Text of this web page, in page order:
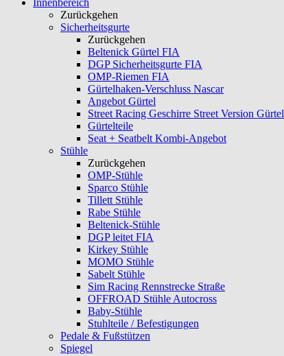
Innenbereich
Zurückgehen
Sicherheitsgurte
Zurückgehen
Beltenick Gürtel FIA
DGP Sicherheitsgurte FIA
OMP-Riemen FIA
Gürtelhaken-Verschluss Nascar
Angebot Gürtel
Street Racing Geschirre Street Version Gürtel
Gürtelteile
Seat + Seatbelt Kombi-Angebot
Stühle
Zurückgehen
OMP-Stühle
Sparco Stühle
Tillett Stühle
Rabe Stühle
Beltenick-Stühle
DGP leitet FIA
Kirkey Stühle
MOMO Stühle
Sabelt Stühle
Sim Racing Rennstrecke Straße
OFFROAD Stühle Autocross
Baby-Stühle
Stuhlteile / Befestigungen
Pedale & Fußstützen
Spiegel